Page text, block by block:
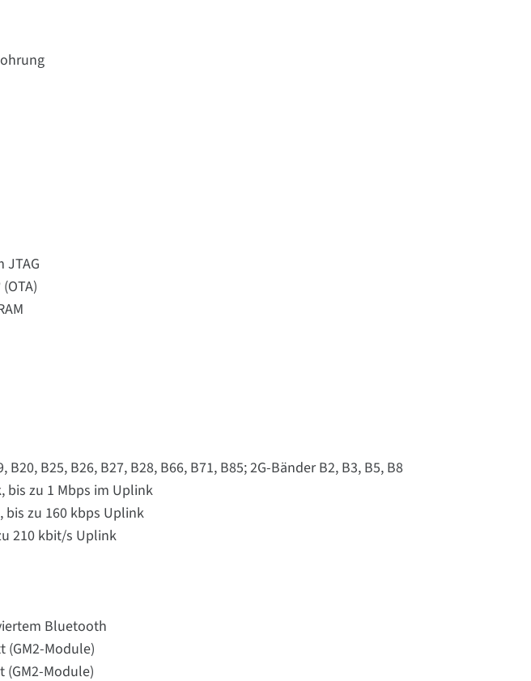
(OTA)
B25, B26, B27, B28, B66, B71, B85; 2G-Bänder B2, B3, B5, B8
bis zu 1 Mbps im Uplink
bis zu 160 kbps Uplink
210 kbit/s Uplink
Bluetooth
(GM2-Module)
(GM2-Module)